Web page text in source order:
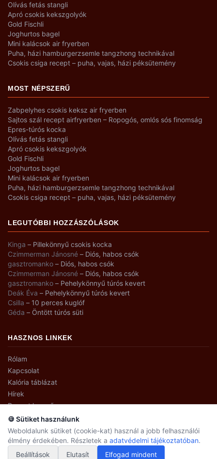
🍪 Sütiket használunk
Weboldalunk sütiket (cookie-kat) használ a jobb felhasználói
élmény érdekében. Részletek a adatvédelmi tájékoztatóban.
Beállítások
Elutasít Elfogad mindent
Olívás fetás stangli
Apró csokis kekszgolyók
Gold Fischli
Joghurtos bagel
Mini kalácsok air fryerben
Puha, házi hamburgerzsemle tangzhong technikával
Csokis csiga recept – puha, vajas, házi péksütemény
MOST NÉPSZERŰ
Zabpelyhes csokis keksz air fryerben
Sajtos szál recept airfryerben – Ropogós, omlós sós finomság
Epres-túrós kocka
Olívás fetás stangli
Apró csokis kekszgolyók
Gold Fischli
Joghurtos bagel
Mini kalácsok air fryerben
Puha, házi hamburgerzsemle tangzhong technikával
Csokis csiga recept – puha, vajas, házi péksütemény
LEGUTÓBBI HOZZÁSZÓLÁSOK
Kinga – Pillekönnyű csokis kocka
Czimmerman Jánosné – Diós, habos csók
gasztromanko – Diós, habos csók
Czimmerman Jánosné – Diós, habos csók
gasztromanko – Pehelykönnyű túrós kevert
Deák Éva – Pehelykönnyű túrós kevert
Csilla – 10 perces kuglóf
Géda – Öntött túrós süti
HASZNOS LINKEK
Rólam
Kapcsolat
Kalória táblázat
Hírek
Recept kereső
© 2008–2026 gasztromanko.hu · Minden jog fenntartva.
Adatvédelmi beállításokAdatvédelem